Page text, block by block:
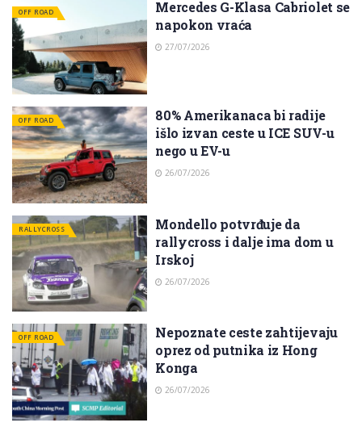
OFF ROAD
Mercedes G-Klasa Cabriolet se
napokon vraća
27/07/2026
OFF ROAD
80% Amerikanaca bi radije
išlo izvan ceste u ICE SUV-u
nego u EV-u
26/07/2026
RALLYCROSS
Mondello potvrđuje da
rallycross i dalje ima dom u
Irskoj
26/07/2026
OFF ROAD
Nepoznate ceste zahtijevaju
oprez od putnika iz Hong
Konga
26/07/2026